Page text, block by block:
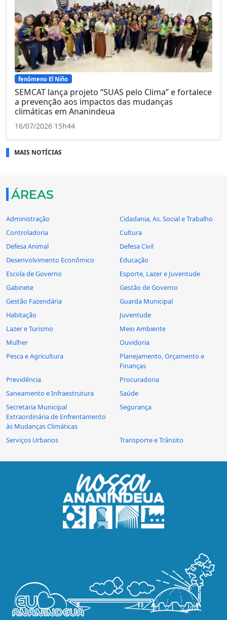
fenômeno El Niño
SEMCAT lança projeto “SUAS pelo Clima” e fortalece
a prevenção aos impactos das mudanças
climáticas em Ananindeua
16/07/2026 15h44
MAIS NOTÍCIAS
ÁREAS
Administração
Cidadania, As. Social e Trabalho
Controladoria
Cultura
Defesa Animal
Defesa Civil
Desenvolvimento Econômico
Educação
Escola de Governo
Esporte, Lazer e Juventude
Gabinete
Gestão de Governo
Gestão Fazendária
Guarda Municipal
Habitação
Juventude
Lazer e Turismo
Meio Ambiente
Mulher
Ouvidoria
Pesca e Agricultura
Planejamento, Orçamento e
Finanças
Previdência
Procuradoria
Saneamento e Infraestrutura
Saúde
Secretaria Municipal
Extraordinária de Enfrentamento
às Mudanças Climáticas
Segurança
Serviços Urbanos Transporte e Trânsito